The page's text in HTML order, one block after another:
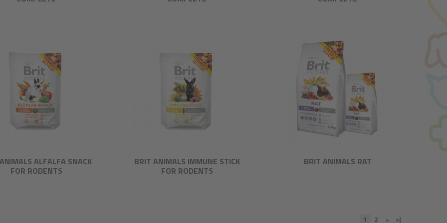
ALFALFA SNACK
FOR RODENTS
BRIT ANIMALS IMMUNE STICK
FOR RODENTS
BRIT ANIMALS RAT
1 2 > >|